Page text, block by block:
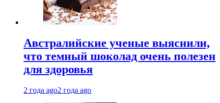
Австралийские ученые выяснили,
что темный шоколад очень полезен
для здоровья
2 года ago2 года ago